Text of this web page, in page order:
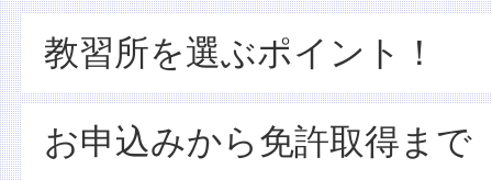
教習所を選ぶポイント！
お申込みから免許取得まで